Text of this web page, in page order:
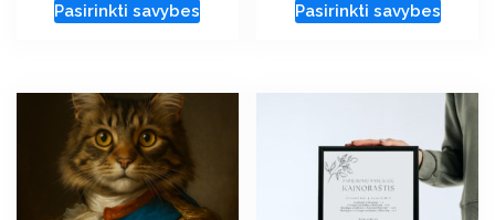
5
Pasirinkti savybes
5
Pasirinkti savybes